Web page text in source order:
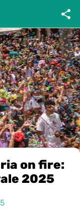
on fire:
2025